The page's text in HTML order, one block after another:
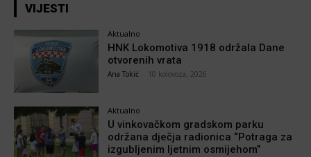
VIJESTI
Aktualno
HNK Lokomotiva 1918 održala Dane
otvorenih vrata
Ana Tokić 10 kolovoza, 2026
Aktualno
U vinkovačkom gradskom parku
održana dječja radionica “Potraga za
izgubljenim ljetnim osmijehom”